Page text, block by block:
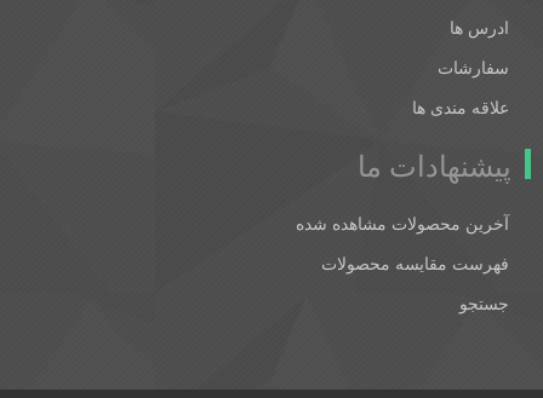
ادرس ها
سفارشات
علاقه مندی ها
پیشنهادات ما
آخرین محصولات مشاهده شده
فهرست مقایسه محصولات
جستجو